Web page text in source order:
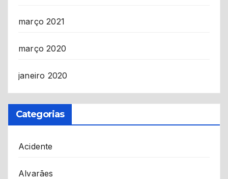
março 2021
março 2020
janeiro 2020
Categorias
Acidente
Alvarães